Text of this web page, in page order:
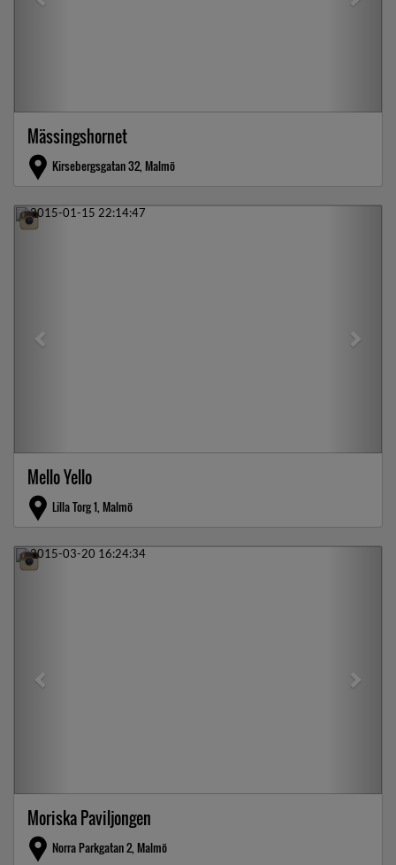
Mässingshornet
Kirsebergsgatan 32, Malmö
Previous
Mello Yello
Lilla Torg 1, Malmö
Previous
Moriska Paviljongen
Norra Parkgatan 2, Malmö